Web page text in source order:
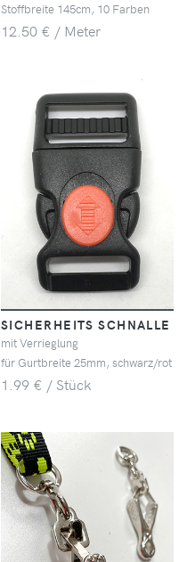
Stoffbreite 145cm, 10 Farben
12.50 € / Meter
SICHERHEITS SCHNALLE
mit Verrieglung
für Gurtbreite 25mm, schwarz/rot
1.99 € / Stück